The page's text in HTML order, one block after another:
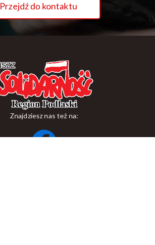
Przejdź do kontaktu
Znajdziesz nas też na: